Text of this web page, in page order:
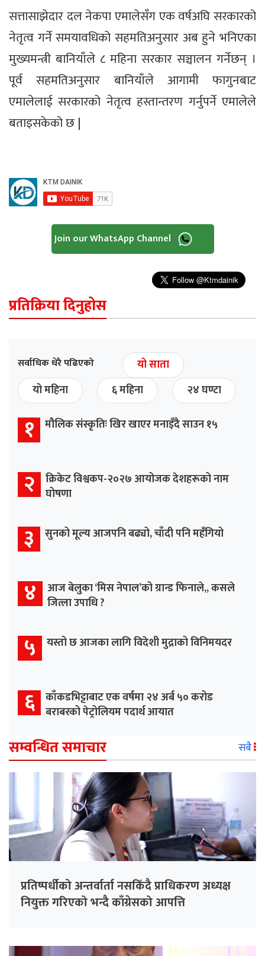
सत्तासाझेदार दल नेकपा एमालेसँग एक वर्षअघि सरकारको
नेतृत्व गर्ने समयावधिको सहमतिअनुसार अब हुने भनिएका
मुख्यमन्त्री बानियाँले ८ महिना सरकार सञ्चालन गर्नेछन् ।
पूर्व सहमतिअनुसार बानियाँले आगामी फागुनबाट
एमालेलाई सरकारको नेतृत्व हस्तान्तरण गर्नुपर्ने एमालेले
बताइसकेको छ |
Join our WhatsApp Channel
प्रतिक्रिया दिनुहोस
सर्वाधिक धेरै पढिएको
यो साता
यो महिना
६ महिना २४ घण्टा
१ मौलिक संस्कृतिः खिर खाएर मनाइँदै साउन १५
२ क्रिकेट विश्वकप-२०२७ आयोजक देशहरूको नाम
घोषणा
३ सुनको मूल्य आजपनि बढ्यो, चाँदी पनि महँगियो
४ आज बेलुका ‘मिस नेपाल’को ग्रान्ड फिनाले,, कसले
जित्ला उपाधि ?
५ यस्तो छ आजका लागि विदेशी मुद्राको विनिमयदर
६ काँकडभिट्टाबाट एक वर्षमा २४ अर्ब ५० करोड
बराबरको पेट्रोलियम पदार्थ आयात
सम्वन्धित समाचार सबै
प्रतिष्पर्धीको अन्तर्वार्ता नसकिँदै प्राधिकरण अध्यक्ष
नियुक्त गरिएको भन्दै काँग्रेसको आपत्ति